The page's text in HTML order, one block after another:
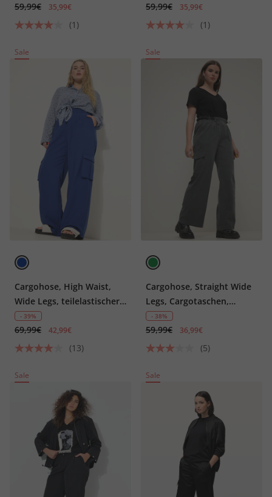
59,99€ 35,99€
(1)
59,99€ 35,99€
(1)
Sale
Cargohose, High Waist,
Wide Legs, teilelastischer
Bund, Cargotaschen
- 39%
69,99€ 42,99€
(13)
Sale
Cargohose, Straight Wide
Legs, Cargotaschen,
Elastikbund
- 38%
59,99€ 36,99€
(5)
Sale Sale